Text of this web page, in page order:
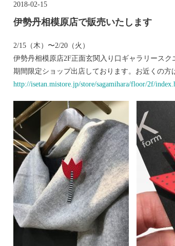
2018-02-15
伊勢丹相模原店で販売いたします
2/15（木）〜2/20（火）
伊勢丹相模原店2F正面玄関入り口ギャラリースク
期間限定ショップ出店しております。お近くの方
http://isetan.mistore.jp/store/sagamihara/floor/2f/